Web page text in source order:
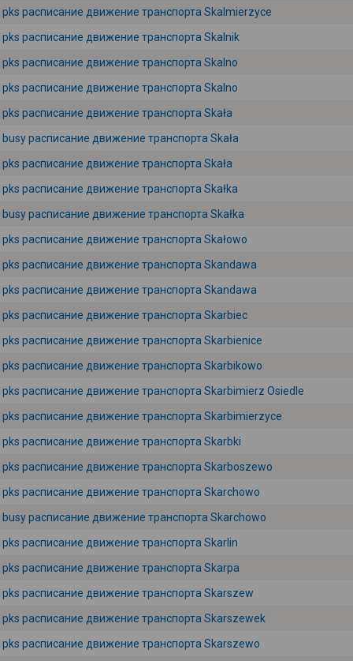
pks расписание движение транспорта Skalmierzyce
pks расписание движение транспорта Skalnik
pks расписание движение транспорта Skalno
pks расписание движение транспорта Skalno
pks расписание движение транспорта Skała
busy расписание движение транспорта Skała
pks расписание движение транспорта Skała
pks расписание движение транспорта Skałka
busy расписание движение транспорта Skałka
pks расписание движение транспорта Skałowo
pks расписание движение транспорта Skandawa
pks расписание движение транспорта Skandawa
pks расписание движение транспорта Skarbiec
pks расписание движение транспорта Skarbienice
pks расписание движение транспорта Skarbikowo
pks расписание движение транспорта Skarbimierz Osiedle
pks расписание движение транспорта Skarbimierzyce
pks расписание движение транспорта Skarbki
pks расписание движение транспорта Skarboszewo
pks расписание движение транспорта Skarchowo
busy расписание движение транспорта Skarchowo
pks расписание движение транспорта Skarlin
pks расписание движение транспорта Skarpa
pks расписание движение транспорта Skarszew
pks расписание движение транспорта Skarszewek
pks расписание движение транспорта Skarszewo